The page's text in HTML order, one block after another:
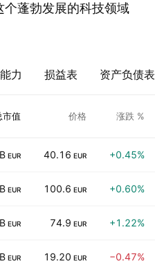
蓬勃发展的科技领域
力 损益表 资产负债表
市值 价格 涨跌 %
EUR 40.16 EUR +0.45%
EUR 100.6 EUR +0.60%
EUR 74.9 EUR +1.22%
EUR 19.20 EUR −0.47%